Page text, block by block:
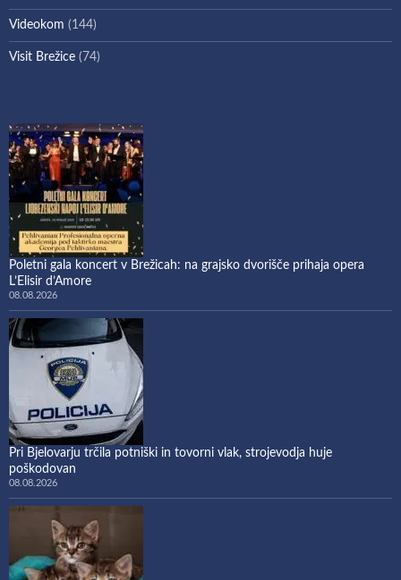
Videokom (144)
Visit Brežice (74)
Poletni gala koncert v Brežicah: na grajsko dvorišče prihaja opera
L’Elisir d’Amore
08.08.2026
Pri Bjelovarju trčila potniški in tovorni vlak, strojevodja huje
poškodovan
08.08.2026